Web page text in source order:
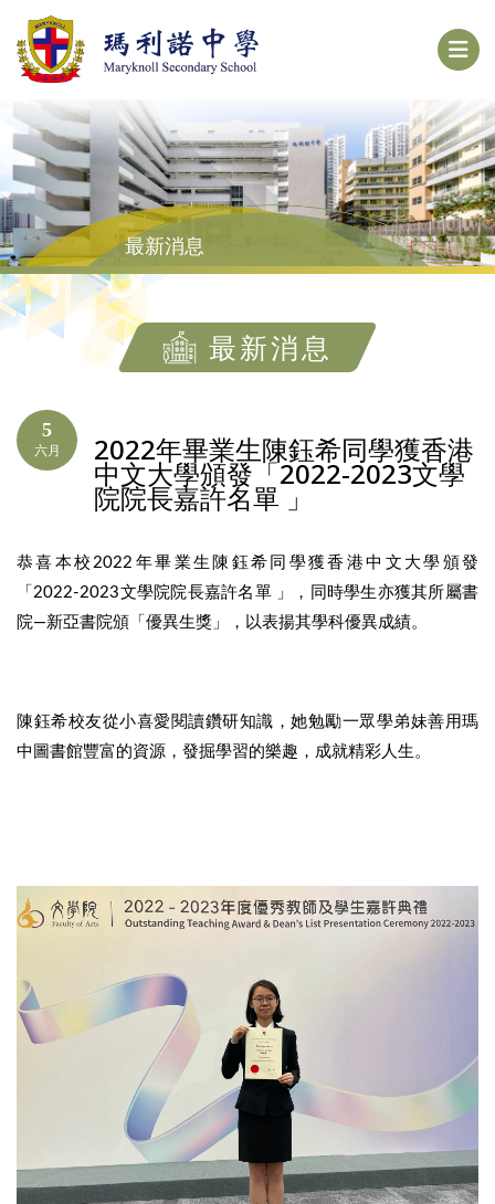
最新消息
最新消息
5
六月 2022年畢業生陳鈺希同學獲香港
中文大學頒發「2022-2023文學
院院長嘉許名單 」
恭喜本校2022年畢業生陳鈺希同學獲香港中文大學頒發
「2022-2023文學院院長嘉許名單 」，同時學生亦獲其所屬書
院—新亞書院頒「優異生獎」，以表揚其學科優異成績。
陳鈺希校友從小喜愛閱讀鑽研知識，她勉勵一眾學弟妹善用瑪
中圖書館豐富的資源，發掘學習的樂趣，成就精彩人生。